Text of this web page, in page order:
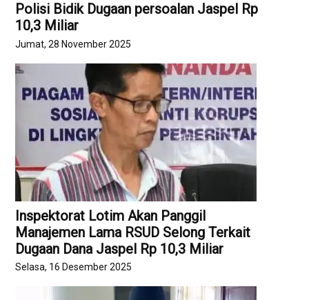
Polisi Bidik Dugaan persoalan Jaspel Rp
10,3 Miliar
Jumat, 28 November 2025
Inspektorat Lotim Akan Panggil
Manajemen Lama RSUD Selong Terkait
Dugaan Dana Jaspel Rp 10,3 Miliar
Selasa, 16 Desember 2025